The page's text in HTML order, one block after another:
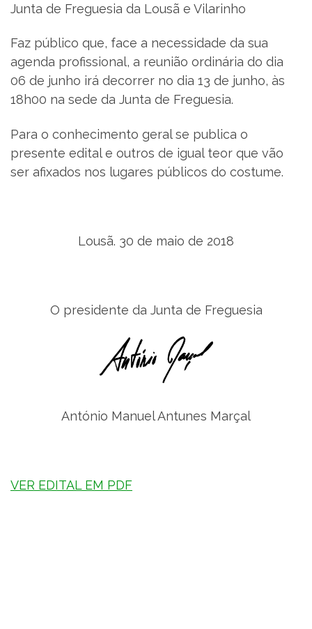
Junta de Freguesia da Lousã e Vilarinho
Faz público que, face a necessidade da sua
agenda profissional, a reunião ordinária do dia
06 de junho irá decorrer no dia 13 de junho, às
18h00 na sede da Junta de Freguesia.
Para o conhecimento geral se publica o
presente edital e outros de igual teor que vão
ser afixados nos lugares públicos do costume.
Lousã. 30 de maio de 2018
O presidente da Junta de Freguesia
António Manuel Antunes Marçal
VER EDITAL EM PDF